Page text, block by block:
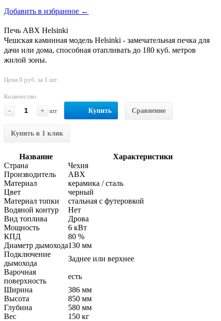
Добавить в избранное ←
Печь ABX Helsinki
Чешская каминная модель Helsinki - замечательная печка для
дачи или дома, способная отапливать до 180 куб. метров
жилой зоны.
Цена 0 руб. за 1 шт
Количество
-
+ шт Купить Сравнение
Купить в 1 клик
Название
Характеристики
Страна
Чехия
Производитель
АВХ
Материал
керамика / сталь
Цвет
черный
Материал топки
стальная с футеровкой
Водяной контур
Нет
Вид топлива
Дрова
Мощность
6 кВт
КПД
80 %
Диаметр дымохода130 мм
Подключение
дымохода
Заднее или верхнее
Варочная
поверхность
есть
Ширина
386 мм
Высота
850 мм
Глубина
580 мм
Вес
150 кг